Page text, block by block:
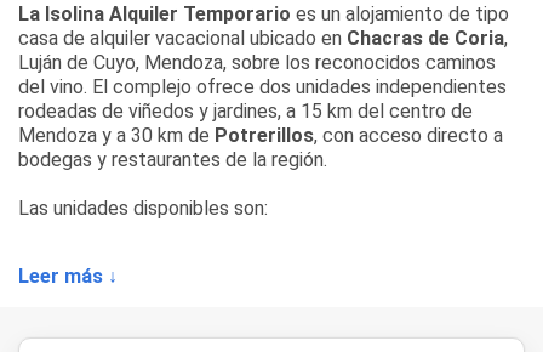
La Isolina Alquiler Temporario es un alojamiento de tipo
casa de alquiler vacacional ubicado en Chacras de Coria,
Luján de Cuyo, Mendoza, sobre los reconocidos caminos
del vino. El complejo ofrece dos unidades independientes
rodeadas de viñedos y jardines, a 15 km del centro de
Mendoza y a 30 km de Potrerillos, con acceso directo a
bodegas y restaurantes de la región.
Las unidades disponibles son:
•La Felita — capacidad para 2/3 personas
Leer más ↓